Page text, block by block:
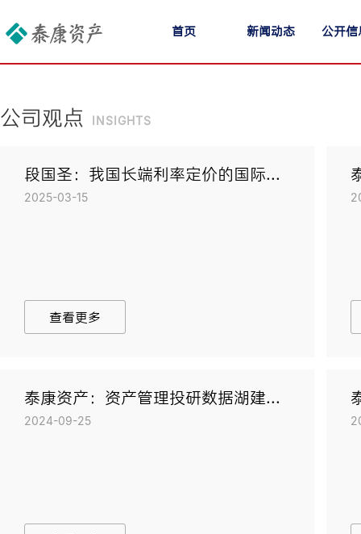
首页 新闻动态 公开信
公司观点 insights
段国圣：我国长端利率定价的国际...
2025-03-15
查看更多
泰康资产：资产管理投研数据湖建...
2024-09-25